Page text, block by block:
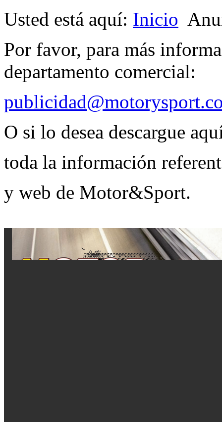
Usted está aquí: Inicio
Por favor, para más
departamento comercial:
O si lo desea descargue
toda la información
y web de Motor&Sport.